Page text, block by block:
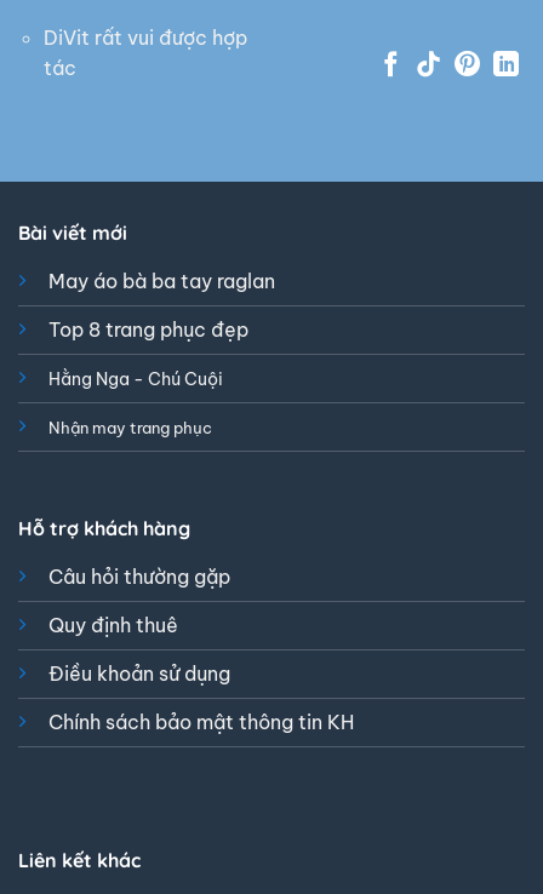
DiVit rất vui được hợp
tác
Bài viết mới
May áo bà ba tay raglan
Top 8 trang phục đẹp
Hằng Nga - Chú Cuội
Nhận may trang phục
Hỗ trợ khách hàng
Câu hỏi thường gặp
Quy định thuê
Điều khoản sử dụng
Chính sách bảo mật thông tin KH
Liên kết khác